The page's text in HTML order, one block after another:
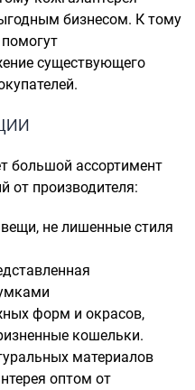
бизнесом. К тому
существующего
большой ассортимент
от производителя:
не лишенные стиля
форм и окрасов,
кошельки.
материалов
оптом от